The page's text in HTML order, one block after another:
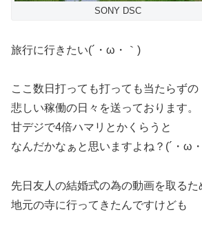
SONY DSC
旅行に行きたい(´・ω・｀)
ここ数日打っても打っても当たらずの
悲しい稼働の日々を送っております。
甘デジで4倍ハマリとかくらうと
なんだかなぁと思いますよね？(´・ω
先日友人の結婚式の為の動画を取るた
地元の寺に行ってきたんですけども